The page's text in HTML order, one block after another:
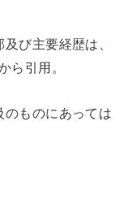
び主要経歴は、
ら引用。
のものにあっては